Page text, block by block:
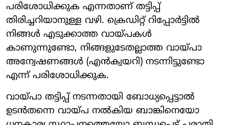
പരിശോധിക്കുക എന്നതാണ് തട്ടിപ്പ്
തിരിച്ചറിയാനുള്ള വഴി. ക്രെഡിറ്റ് റിപ്പോര്‍ട്ടില്‍
നിങ്ങള്‍ എടുക്കാത്ത വായ്പകള്‍
കാണുന്നുണ്ടോ, നിങ്ങളുടേതല്ലാത്ത വായ്പാ
അന്വേഷണങ്ങള്‍ (എന്‍ക്വയറി) നടന്നിട്ടുണ്ടോ
എന്ന് പരിശോധിക്കുക.
വായ്പാ തട്ടിപ്പ് നടന്നതായി ബോധ്യപ്പെട്ടാല്‍
ഉടന്‍തന്നെ വായ്പ നല്‍കിയ ബാങ്കിനെയോ